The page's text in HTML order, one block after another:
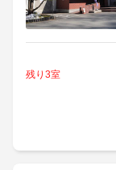
残り3室